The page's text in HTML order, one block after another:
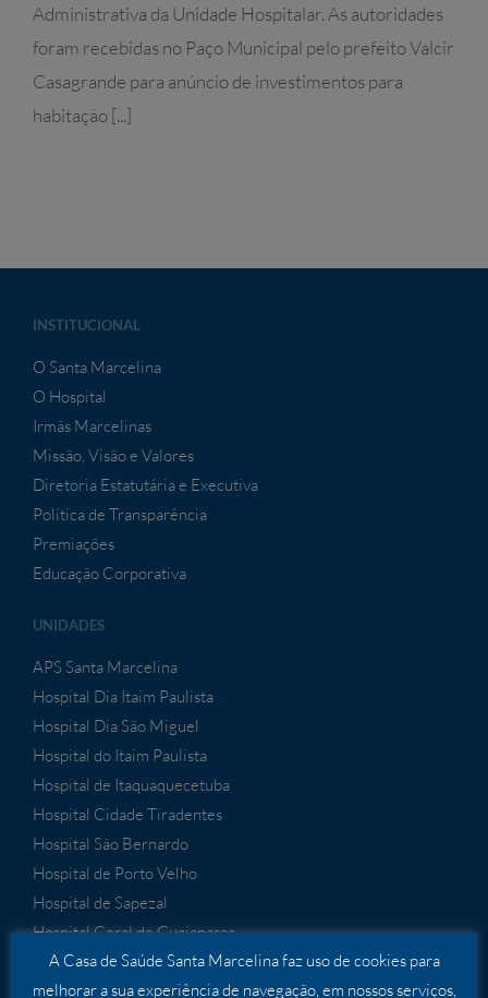
Administrativa da Unidade Hospitalar. As autoridades
foram recebidas no Paço Municipal pelo prefeito Valcir
Casagrande para anúncio de investimentos para
habitação [...]
INSTITUCIONAL
O Santa Marcelina
O Hospital
Irmãs Marcelinas
Missão, Visão e Valores
Diretoria Estatutária e Executiva
Política de Transparência
Premiações
Educação Corporativa
UNIDADES
APS Santa Marcelina
Hospital Dia Itaim Paulista
Hospital Dia São Miguel
Hospital do Itaim Paulista
Hospital de Itaquaquecetuba
Hospital Cidade Tiradentes
Hospital São Bernardo
Hospital de Porto Velho
Hospital de Sapezal
Hospital Geral de Guaianases
A Casa de Saúde Santa Marcelina faz uso de cookies para
melhorar a sua experiência de navegação, em nossos serviços,